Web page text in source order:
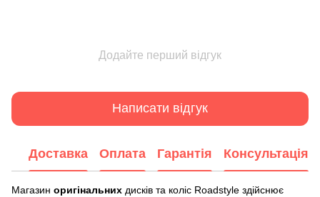
Додайте перший відгук
Написати відгук
Доставка Оплата Гарантія Консультація
Магазин оригінальних дисків та коліс Roadstyle здійснює